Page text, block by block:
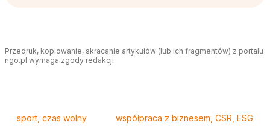
Przedruk, kopiowanie, skracanie artykułów (lub ich fragmentów) z portalu
ngo.pl wymaga zgody redakcji.
sport, czas wolny współpraca z biznesem, CSR, ESG